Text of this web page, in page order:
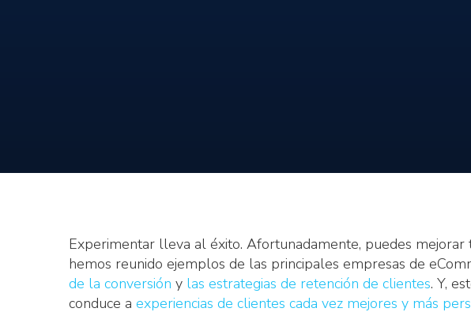
Experimentar lleva al éxito. Afortunadamente, puedes
hemos reunido ejemplos de las principales empresas de
de la conversión y las estrategias de retención de clientes. Y,
conduce a experiencias de clientes cada vez mejores y más